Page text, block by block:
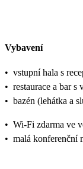
Vybavení
• vstupní hala s
• restaurace a bar s
• bazén (lehátka a
• Wi-Fi zdarma ve
• malá konferenční